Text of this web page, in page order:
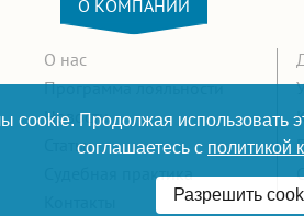
О КОМПАНИИ
О нас
Программа лояльности
Новости
Статьи
Судебная практика
cookie. Продолжая использовать
соглашаетесь с политикой
Разрешить